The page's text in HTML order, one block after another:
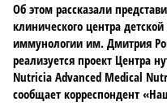
Об этом рассказали
клинического центра
иммунологии им. Дмитрия
реализуется проект Центра
Nutricia Advanced Medical
сообщает корреспондент